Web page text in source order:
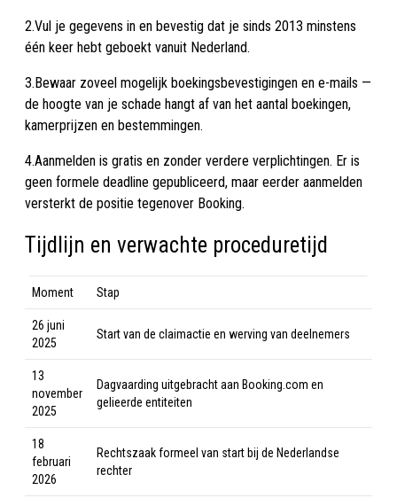
2.Vul je gegevens in en bevestig dat je sinds 2013 minstens
één keer hebt geboekt vanuit Nederland.
3.Bewaar zoveel mogelijk boekingsbevestigingen en e-mails —
de hoogte van je schade hangt af van het aantal boekingen,
kamerprijzen en bestemmingen.
4.Aanmelden is gratis en zonder verdere verplichtingen. Er is
geen formele deadline gepubliceerd, maar eerder aanmelden
versterkt de positie tegenover Booking.
Tijdlijn en verwachte proceduretijd
Moment Stap
26 juni
2025
Start van de claimactie en werving van deelnemers
13
november
2025
Dagvaarding uitgebracht aan Booking.com en
gelieerde entiteiten
18
februari
2026
Rechtszaak formeel van start bij de Nederlandse
rechter